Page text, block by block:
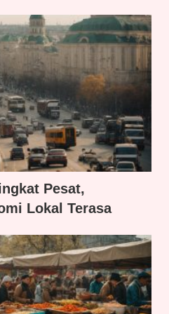
Pesat,
Lokal Terasa